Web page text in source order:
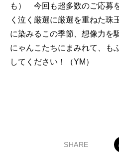
も） 今回も超多数のご応募
く泣く厳選に厳選を重ねた珠
に染みるこの季節、想像力を
にゃんこたちにまみれて、も
してください！（YM）
SHARE